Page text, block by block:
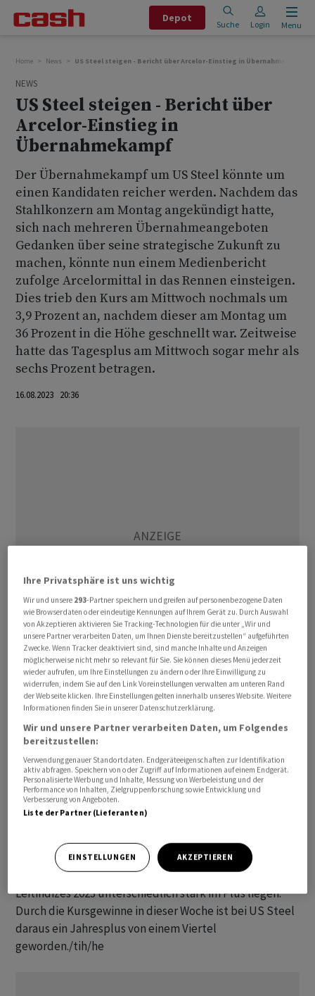
Depot
Suche Login Menu
Home News US Steel steigen - Bericht über Arcelor-Einstieg in Übernahmekampf
NEWS
US Steel steigen - Bericht über
Arcelor-Einstieg in
Übernahmekampf
Der Übernahmekampf um US Steel könnte um
einen Kandidaten reicher werden. Nachdem das
Stahlkonzern am Montag angekündigt hatte,
sich nach mehreren Übernahmeangeboten
Gedanken über seine strategische Zukunft zu
machen, könnte nun einem Medienbericht
zufolge Arcelormittal in das Rennen einsteigen.
Dies trieb den Kurs am Mittwoch nochmals um
3,9 Prozent an, nachdem dieser am Montag um
36 Prozent in die Höhe geschnellt war. Zeitweise
hatte das Tagesplus am Mittwoch sogar mehr als
sechs Prozent betragen.
16.08.2023 20:36
Der Wettbewerber Cleveland-Cliffs und die US-
Industrieholding Esmark sind seit Montag als
Interessenten bekannt. Die Nachrichtenagentur
Wettbewerber Arcelormittal erwäge, eine Offerte
abzugeben. Für diesen wäre es eine Rückkehr in die
USA, denn das dortige Geschäft war erst vor drei Jahren
fast vollständig an Cleveland-Cliffs abgegeben worden.
Jahr für die Anleger von US Steel. In der Vorwoche hatte
der Kurs noch mehr als neun Prozent unter dem Kurs
zum Jahreswechsel gelegen, während die US-
Leitindizes 2023 unterschiedlich stark im Plus liegen.
Durch die Kursgewinne in dieser Woche ist bei US Steel
daraus ein Jahresplus von einem Viertel
geworden./tih/he
Ihre Privatsphäre ist uns wichtig
Wir und unsere 293-Partner speichern und greifen auf personenbezogene Daten
wie Browserdaten oder eindeutige Kennungen auf Ihrem Gerät zu. Durch Auswahl
von Akzeptieren aktivieren Sie Tracking-Technologien für die unter „Wir und
unsere Partner verarbeiten Daten, um Ihnen Dienste bereitzustellen“ aufgeführten
Zwecke. Wenn Tracker deaktiviert sind, sind manche Inhalte und Anzeigen
möglicherweise nicht mehr so relevant für Sie. Sie können dieses Menü jederzeit
wieder aufrufen, um Ihre Einstellungen zu ändern oder Ihre Einwilligung zu
widerrufen, indem Sie auf den Link Voreinstellungen verwalten am unteren Rand
der Webseite klicken. Ihre Einstellungen gelten innerhalb unseres Website. Weitere
Informationen finden Sie in unserer Datenschutzerklärung.
Wir und unsere Partner verarbeiten Daten, um Folgendes
bereitzustellen:
Verwendung genauer Standortdaten. Endgeräteeigenschaften zur Identifikation
aktiv abfragen. Speichern von oder Zugriff auf Informationen auf einem Endgerät.
Personalisierte Werbung und Inhalte, Messung von Werbeleistung und der
Performance von Inhalten, Zielgruppenforschung sowie Entwicklung und
Verbesserung von Angeboten.
Liste der Partner (Lieferanten)
EINSTELLUNGEN AKZEPTIEREN